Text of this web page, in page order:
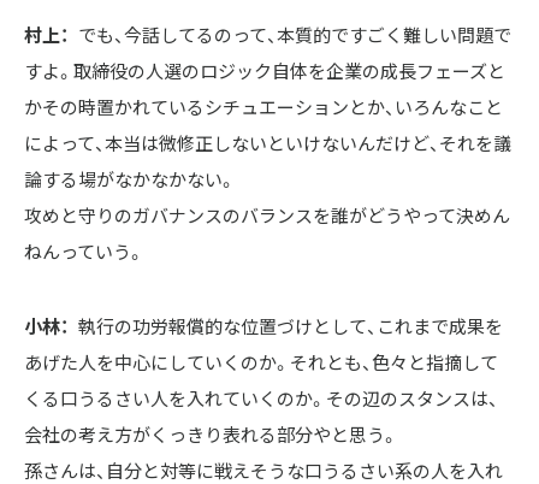
村上：
でも、今話してるのって、本質的ですごく難しい問題で
すよ。取締役の人選のロジック自体を企業の成長フェーズと
かその時置かれているシチュエーションとか、いろんなこと
によって、本当は微修正しないといけないんだけど、それを議
論する場がなかなかない。
攻めと守りのガバナンスのバランスを誰がどうやって決めん
ねんっていう。
小林： 執行の功労報償的な位置づけとして、これまで成果を
あげた人を中心にしていくのか。それとも、色々と指摘して
くる口うるさい人を入れていくのか。その辺のスタンスは、
会社の考え方がくっきり表れる部分やと思う。
孫さんは、自分と対等に戦えそうな口うるさい系の人を入れ